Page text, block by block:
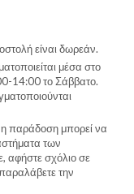
είναι δωρεάν.
μέσα στο
14:00 το Σάββατο.
παράδοση μπορεί να
των
αφήστε σχόλιο σε
την